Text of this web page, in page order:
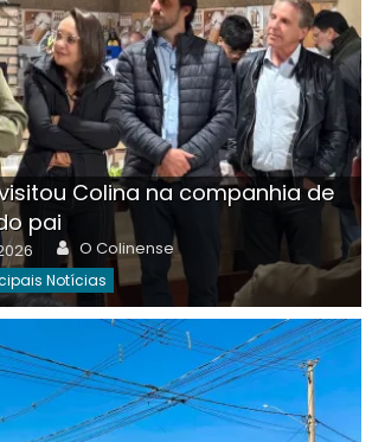
Colina na companhia de
pai
Author
O Colinense
Notícias